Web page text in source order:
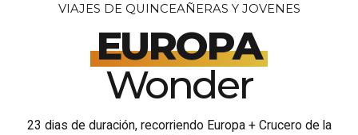
VIAJES DE QUINCEAÑERAS Y JOVENES
EUROPA
Wonder
23 dias de duración, recorriendo Europa + Crucero de la